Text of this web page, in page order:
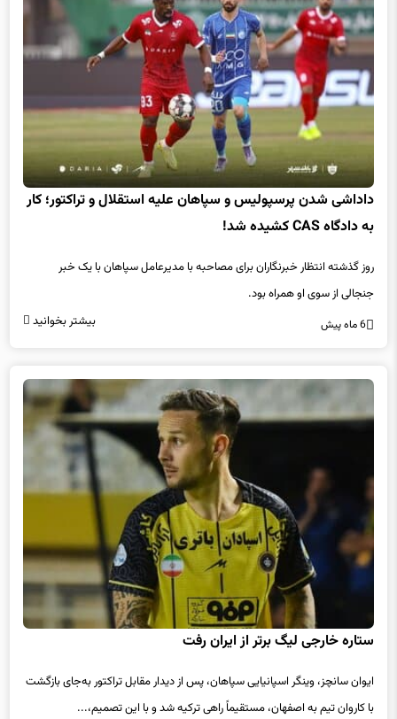
داداشی شدن پرسپولیس و سپاهان علیه استقلال و تراکتور؛ کار
به دادگاه CAS کشیده شد!
روز گذشته انتظار خبرنگاران برای مصاحبه با مدیرعامل سپاهان با یک خبر
جنجالی از سوی او همراه بود.
6 ماه پیش بیشتر بخوانید
ستاره خارجی لیگ برتر از ایران رفت
ایوان سانچز، وینگر اسپانیایی سپاهان، پس از دیدار مقابل تراکتور به‌جای بازگشت
با کاروان تیم به اصفهان، مستقیماً راهی ترکیه شد و با این تصمیم،...